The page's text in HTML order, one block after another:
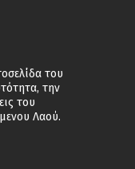
του
την
του
Λαού.